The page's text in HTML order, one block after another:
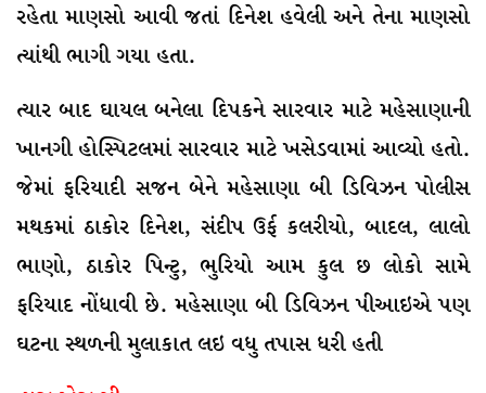
રહેતા માણસો આવી જતાં દિનેશ હવેલી અને તેના માણસો
ત્યાંથી ભાગી ગયા હતા.
ત્યાર બાદ ઘાયલ બનેલા દિપકને સારવાર માટે મહેસાણાની
ખાનગી હોસ્પિટલમાં સારવાર માટે ખસેડવામાં આવ્યો હતો.
જેમાં ફરિયાદી સજન બેને મહેસાણા બી ડિવિઝન પોલીસ
મથકમાં ઠાકોર દિનેશ, સંદીપ ઉર્ફ કલરીયો, બાદલ, લાલો
ભાણો, ઠાકોર પિન્ટુ, ભુરિયો આમ કુલ છ લોકો સામે
ફરિયાદ નોંધાવી છે. મહેસાણા બી ડિવિઝન પીઆઇએ પણ
ઘટના સ્થળની મુલાકાત લઇ વધુ તપાસ ધરી હતી